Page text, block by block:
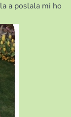
a poslala mi ho